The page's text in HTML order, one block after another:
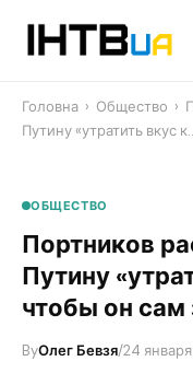
Головна › Общество ›
Путину «утратить вкус
ОБЩЕСТВО
Портников
Путину
чтобы он сам
ByОлег Бевзя/24